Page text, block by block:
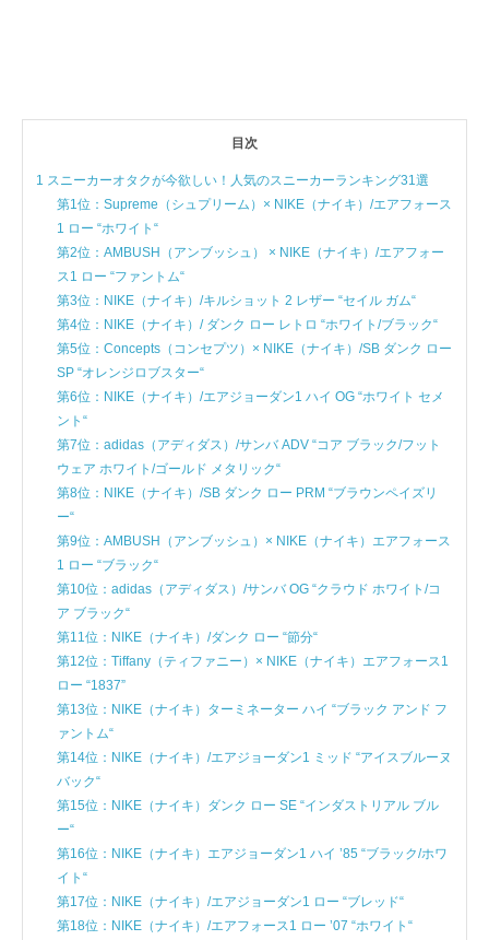
目次
1 スニーカーオタクが今欲しい！人気のスニーカーランキング31選
第1位：Supreme（シュプリーム）× NIKE（ナイキ）/エアフォース
1 ロー “ホワイト“
第2位：AMBUSH（アンブッシュ） × NIKE（ナイキ）/エアフォー
ス1 ロー “ファントム“
第3位：NIKE（ナイキ）/キルショット 2 レザー “セイル ガム“
第4位：NIKE（ナイキ）/ ダンク ロー レトロ “ホワイト/ブラック“
第5位：Concepts（コンセプツ）× NIKE（ナイキ）/SB ダンク ロー
SP “オレンジロブスター“
第6位：NIKE（ナイキ）/エアジョーダン1 ハイ OG “ホワイト セメ
ント“
第7位：adidas（アディダス）/サンバ ADV “コア ブラック/フット
ウェア ホワイト/ゴールド メタリック“
第8位：NIKE（ナイキ）/SB ダンク ロー PRM “ブラウンペイズリ
ー“
第9位：AMBUSH（アンブッシュ）× NIKE（ナイキ）エアフォース
1 ロー “ブラック“
第10位：adidas（アディダス）/サンバ OG “クラウド ホワイト/コ
ア ブラック“
第11位：NIKE（ナイキ）/ダンク ロー “節分“
第12位：Tiffany（ティファニー）× NIKE（ナイキ）エアフォース1
ロー “1837”
第13位：NIKE（ナイキ）ターミネーター ハイ “ブラック アンド フ
ァントム“
第14位：NIKE（ナイキ）/エアジョーダン1 ミッド “アイスブルーヌ
バック“
第15位：NIKE（ナイキ）ダンク ロー SE “インダストリアル ブル
ー“
第16位：NIKE（ナイキ）エアジョーダン1 ハイ ’85 “ブラック/ホワ
イト“
第17位：NIKE（ナイキ）/エアジョーダン1 ロー “ブレッド“
第18位：NIKE（ナイキ）/エアフォース1 ロー ’07 “ホワイト“